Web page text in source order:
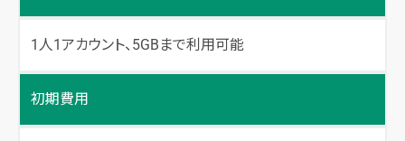
1人1アカウント、5GBまで利用可能
初期費用